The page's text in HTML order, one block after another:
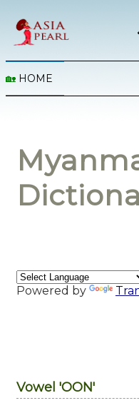
🏡 HOME
Powered by
Vowel 'OON'